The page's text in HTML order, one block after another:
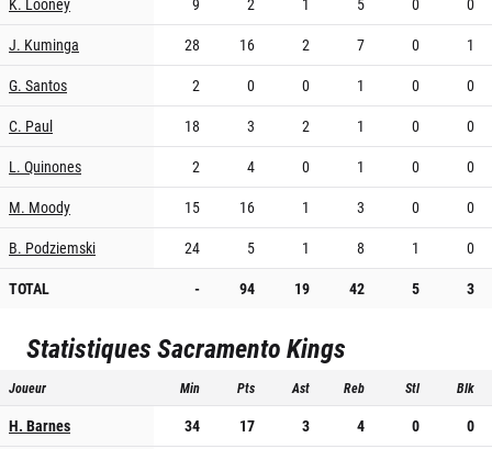
J. Kuminga
28 16 2 7 0
1
G. Santos
2 0 0 1 0
0
C. Paul
18 3 2 1 0
0
L. Quinones
2 4 0 1 0
0
M. Moody
15 16 1 3 0
0
B. Podziemski
24 5 1 8 1
0
TOTAL
- 94 19 42 5 3
StatistiquesSacramento Kings
Joueur Min Pts Ast Reb Stl Blk
H. Barnes 34 17 3 4 0
0